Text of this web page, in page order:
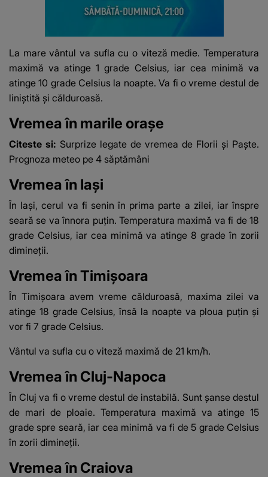
La mare vântul va sufla cu o viteză medie. Temperatura
maximă va atinge 1 grade Celsius, iar cea minimă va
atinge 10 grade Celsius la noapte. Va fi o vreme destul de
liniștită și călduroasă.
Vremea în marile orașe
Citeste si: Surprize legate de vremea de Florii și Paște.
Prognoza meteo pe 4 săptămâni
Vremea în Iași
În Iași, cerul va fi senin în prima parte a zilei, iar înspre
seară se va înnora puțin. Temperatura maximă va fi de 18
grade Celsius, iar cea minimă va atinge 8 grade în zorii
dimineții.
Vremea în Timișoara
În Timișoara avem vreme călduroasă, maxima zilei va
atinge 18 grade Celsius, însă la noapte va ploua puțin și
vor fi 7 grade Celsius.
Vântul va sufla cu o viteză maximă de 21 km/h.
Vremea în Cluj-Napoca
În Cluj va fi o vreme destul de instabilă. Sunt șanse destul
de mari de ploaie. Temperatura maximă va atinge 15
grade spre seară, iar cea minimă va fi de 5 grade Celsius
în zorii dimineții.
Vremea în Craiova